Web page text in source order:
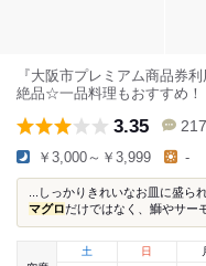
『大阪市プレミアム商品券
絶品☆一品料理もおすすめ！
3.35 217
￥3,000～￥3,999 -
...しっかりきれいなお皿に盛ら
マグロだけではなく、鰤やサー
土 日